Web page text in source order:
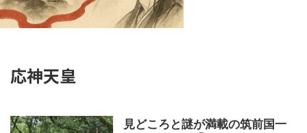
応神天皇
見どころと謎が満載の筑前国一